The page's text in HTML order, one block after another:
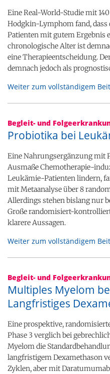
Eine Real-World-Studie mit
Hodgkin-Lymphom fand, dass
Patienten mit gutem Ergebnis
chronologische Alter ist
eine Therapieentscheidung.
demnach jedoch als
Weiter zum vollständigem
Begleit- und
Probiotika bei
Eine Nahrungsergänzung mit
Ausmaße Chemotherapie-
Leukämie-Patienten lindern,
mit Metaanalyse über 8
Allerdings stehen bislang nur
Große randomisiert-
klarere Aussagen.
Weiter zum vollständigem
Begleit- und
Multiples Myelom
Langfristiges
Eine prospektive,
Phase 3 verglich bei
Myelom die
langfristigem Dexamethason
Zyklen, aber mit